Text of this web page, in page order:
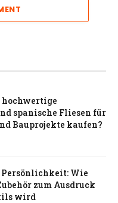
hochwertige
spanische Fliesen für
Bauprojekte kaufen?
Wie
zum Ausdruck
wird